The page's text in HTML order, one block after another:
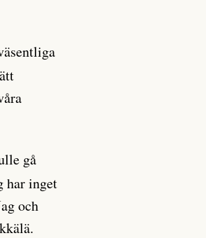
gå
har inget
och